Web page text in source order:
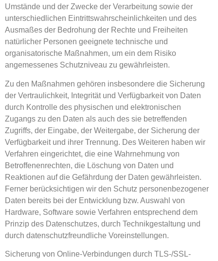
Umstände und der Zwecke der Verarbeitung sowie der
unterschiedlichen Eintrittswahrscheinlichkeiten und des
Ausmaßes der Bedrohung der Rechte und Freiheiten
natürlicher Personen geeignete technische und
organisatorische Maßnahmen, um ein dem Risiko
angemessenes Schutzniveau zu gewährleisten.
Zu den Maßnahmen gehören insbesondere die Sicherung
der Vertraulichkeit, Integrität und Verfügbarkeit von Daten
durch Kontrolle des physischen und elektronischen
Zugangs zu den Daten als auch des sie betreffenden
Zugriffs, der Eingabe, der Weitergabe, der Sicherung der
Verfügbarkeit und ihrer Trennung. Des Weiteren haben wir
Verfahren eingerichtet, die eine Wahrnehmung von
Betroffenenrechten, die Löschung von Daten und
Reaktionen auf die Gefährdung der Daten gewährleisten.
Ferner berücksichtigen wir den Schutz personenbezogener
Daten bereits bei der Entwicklung bzw. Auswahl von
Hardware, Software sowie Verfahren entsprechend dem
Prinzip des Datenschutzes, durch Technikgestaltung und
durch datenschutzfreundliche Voreinstellungen.
Sicherung von Online-Verbindungen durch TLS-/SSL-